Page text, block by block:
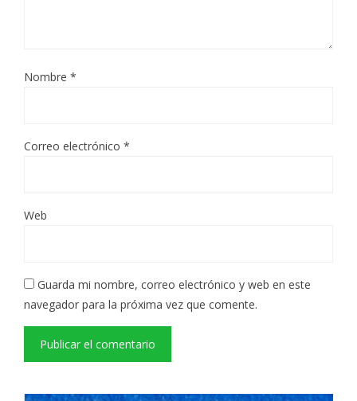
Nombre *
Correo electrónico *
Web
Guarda mi nombre, correo electrónico y web en este
navegador para la próxima vez que comente.